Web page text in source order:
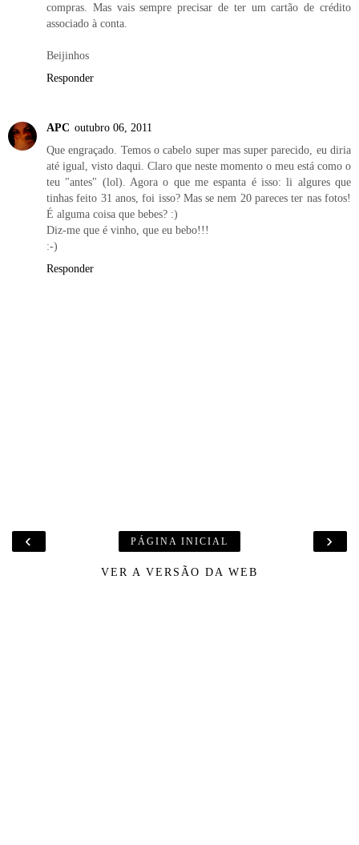
compras. Mas vais sempre precisar de ter um cartão de crédito
associado à conta.
Beijinhos
Responder
APC outubro 06, 2011
Que engraçado. Temos o cabelo super mas super parecido, eu diria
até igual, visto daqui. Claro que neste momento o meu está como o
teu "antes" (lol). Agora o que me espanta é isso: li algures que
tinhas feito 31 anos, foi isso? Mas se nem 20 pareces ter nas fotos!
É alguma coisa que bebes? :)
Diz-me que é vinho, que eu bebo!!!
:-)
Responder
‹ ›
PÁGINA INICIAL
VER A VERSÃO DA WEB